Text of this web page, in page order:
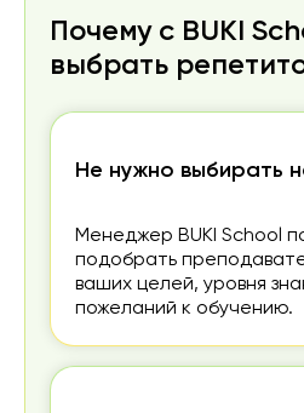
Почему с BUKI
выбрать
Не нужно выбирать
Менеджер BUKI School
подобрать
ваших целей, уровня
пожеланий к обучению.